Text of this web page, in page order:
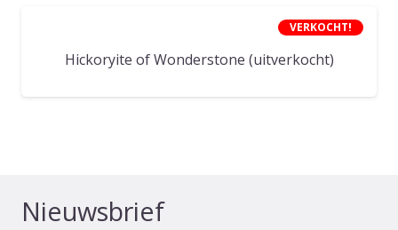
VERKOCHT!
Hickoryite of Wonderstone (uitverkocht)
Nieuwsbrief